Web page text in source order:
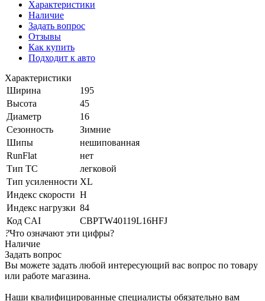
Характеристики
Наличие
Задать вопрос
Отзывы
Как купить
Подходит к авто
Характеристики
Ширина
195
Высота
45
Диаметр
16
Сезонность
Зимние
Шипы
нешипованная
RunFlat
нет
Тип ТС
легковой
Тип усиленности XL
Индекс скорости H
Индекс нагрузки 84
Код CAI
CBPTW40119L16HFJ
?Что означают эти цифры?
Наличие
Задать вопрос
Вы можете задать любой интересующий вас вопрос по товару
или работе магазина.
Наши квалифицированные специалисты обязательно вам